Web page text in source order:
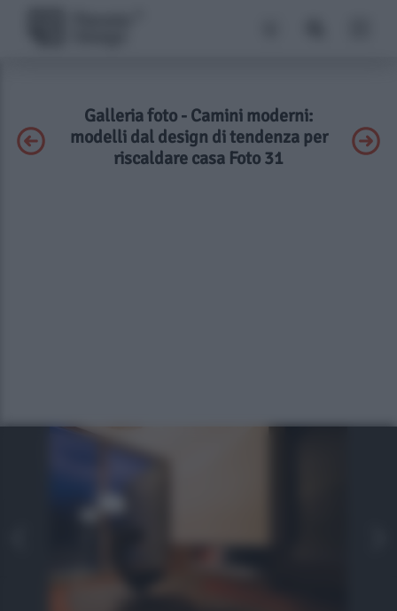
Galleria foto - Camini moderni:
modelli dal design di tendenza per
riscaldare casa Foto 31